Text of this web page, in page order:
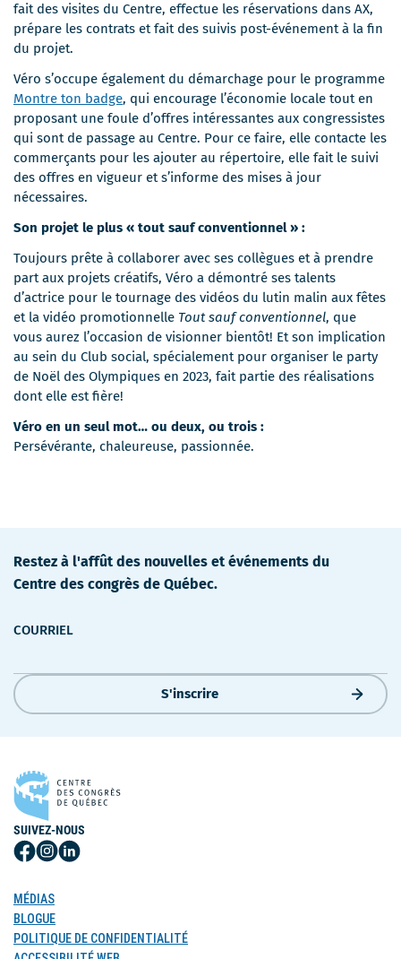
fait des visites du Centre, effectue les réservations dans AX,
prépare les contrats et fait des suivis post-événement à la fin
du projet.
Véro s’occupe également du démarchage pour le programme
Montre ton badge, qui encourage l’économie locale tout en
proposant une foule d’offres intéressantes aux congressistes
qui sont de passage au Centre. Pour ce faire, elle contacte les
commerçants pour les ajouter au répertoire, elle fait le suivi
des offres en vigueur et s’informe des mises à jour
nécessaires.
Son projet le plus « tout sauf conventionnel » :
Toujours prête à collaborer avec ses collègues et à prendre
part aux projets créatifs, Véro a démontré ses talents
d’actrice pour le tournage des vidéos du lutin malin aux fêtes
et la vidéo promotionnelle Tout sauf conventionnel, que
vous aurez l’occasion de visionner bientôt! Et son implication
au sein du Club social, spécialement pour organiser le party
de Noël des Olympiques en 2023, fait partie des réalisations
dont elle est fière!
Véro en un seul mot… ou deux, ou trois :
Persévérante, chaleureuse, passionnée.
Restez à l'affût des nouvelles et événements du
Centre des congrès de Québec.
COURRIEL
S'inscrire
SUIVEZ-NOUS
Suivez-
sur
Facebook
Suivez-
Instagram
Suivez-
MÉDIAS
BLOGUE
POLITIQUE DE CONFIDENTIALITÉ